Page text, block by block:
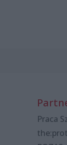
Praca